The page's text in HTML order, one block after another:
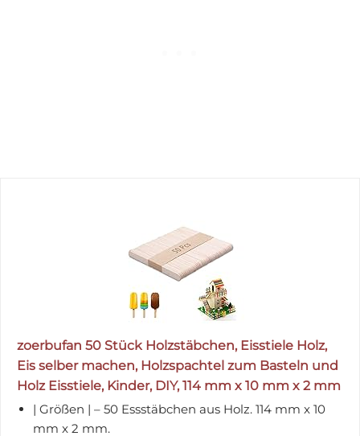
zoerbufan 50 Stück Holzstäbchen, Eisstiele Holz,
Eis selber machen, Holzspachtel zum Basteln und
Holz Eisstiele, Kinder, DIY, 114 mm x 10 mm x 2 mm
| Größen | – 50 Essstäbchen aus Holz. 114 mm x 10
mm x 2 mm.